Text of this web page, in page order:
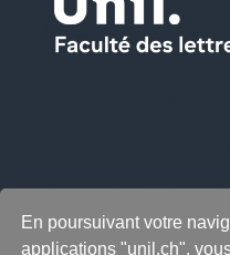
En poursuivant votre
applications "unil.ch",